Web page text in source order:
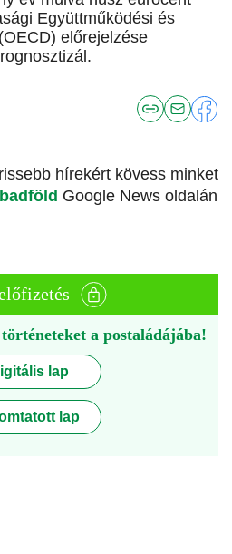
Együttműködési és
előrejelzése
hírekért kövess minket
Google News oldalán
a postaládájába!
lap
lap